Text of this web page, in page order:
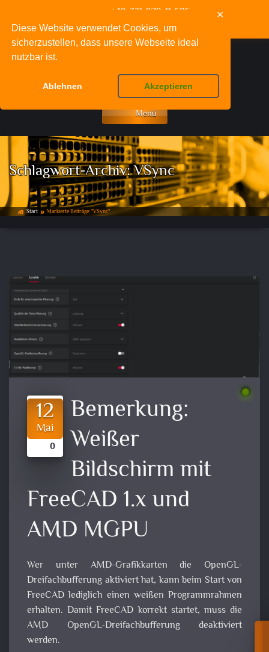
Diese Website verwendet Cookies, um
sicherzustellen, dass unsere Webseite ideal
nutzbar ist.
Ablehnen Akzeptieren
✕
+49-331-979-11-585
info@deinpcfachmann.de
Menü
Schlagwort-Archiv:VSync
home_work Start double_arrow Markierte Beiträge: "VSync"
12
Mai
0
Bemerkung:
Weißer
Bildschirm mit
FreeCAD 1.x und
AMD MGPU
Wer unter AMD-Grafikkarten die OpenGL-
Dreifachbufferung aktiviert hat, kann beim Start von
FreeCAD lediglich einen weißen Programmrahmen
erhalten. Damit FreeCAD korrekt startet, muss die
AMD OpenGL-Dreifachbufferung deaktiviert
werden.